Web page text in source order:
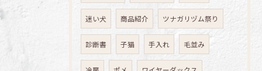
迷い犬 商品紹介 ツナガリヅム祭り
診断書 子猫 手入れ 毛並み